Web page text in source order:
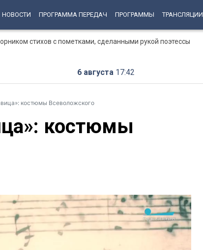
НОВОСТИ ПРОГРАММА ПЕРЕДАЧ ПРОГРАММЫ ТРАНСЛЯЦИИ
стихов с пометками, сделанными рукой поэтессы
6 августа 17:42
костюмы Всеволожского
костюмы